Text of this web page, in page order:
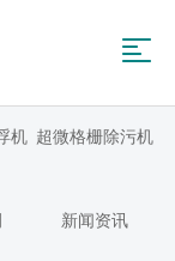
机 超微格栅除污机
新闻资讯